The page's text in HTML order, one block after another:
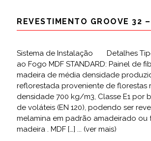
REVESTIMENTO GROOVE 32
Sistema de Instalação Detalhes
ao Fogo MDF STANDARD: Painel de
madeira de média densidade
reflorestada proveniente de florestas
densidade 700 kg/m3, Classe E1 por
de voláteis (EN 120), podendo ser
melamina em padrão amadeirado ou
madeira . MDF […] ... (ver mais)